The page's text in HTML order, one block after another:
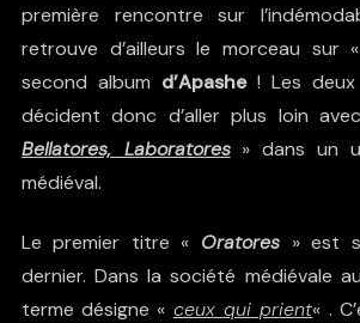
première rencontre sur
retrouve d’ailleurs le morceau sur «
second album d’Apashe! Les deux
décident donc d’aller plus loin avec
Bellatores, Laboratores» dans un
médiéval.
Le premier titre « Oratores» est
dernier. Dans la société médiévale
terme désigne « ceux qui prient« .